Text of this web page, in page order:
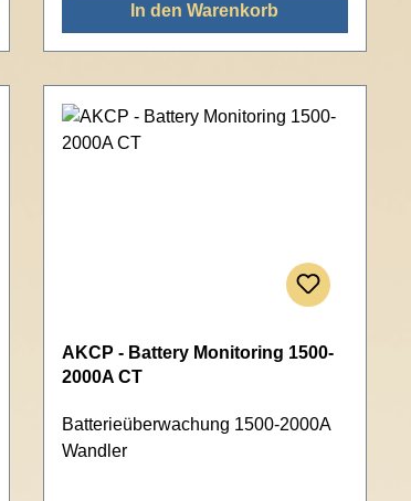
In den Warenkorb
AKCP - Battery Monitoring 1500-
2000A CT
Batterieüberwachung 1500-2000A
Wandler